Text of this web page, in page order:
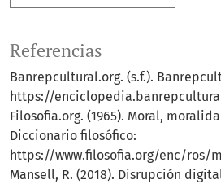
Referencias
Banrepcultural.org. (s.f.).
https://
Filosofia.org. (1965). Moral,
Diccionario filosófico:
https://www.filosofia.org/enc/ros/
Mansell, R. (2018). Disrupción